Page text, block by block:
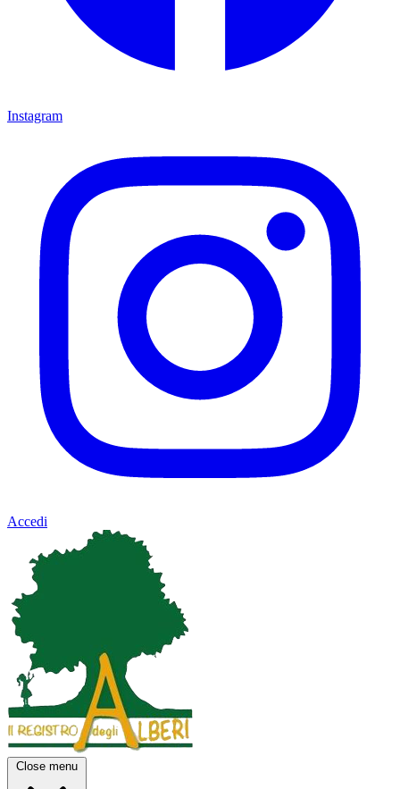
Instagram
Accedi
Close menu